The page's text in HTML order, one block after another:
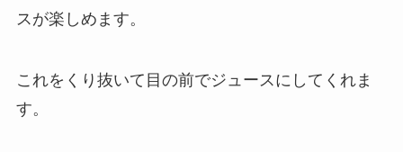
スが楽しめます。
これをくり抜いて目の前でジュースにしてくれま
す。